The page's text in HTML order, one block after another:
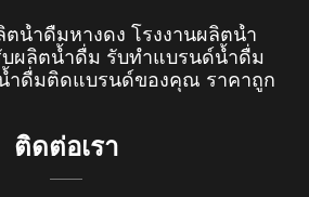
ตน้ำดื่มหางดง โรงงานผลิตน้ำ
ผลิตน้ำดื่ม รับทำแบรนด์น้ำดื่ม
ำดื่มติดแบรนด์ของคุณ ราคาถูก
ติดต่อเรา